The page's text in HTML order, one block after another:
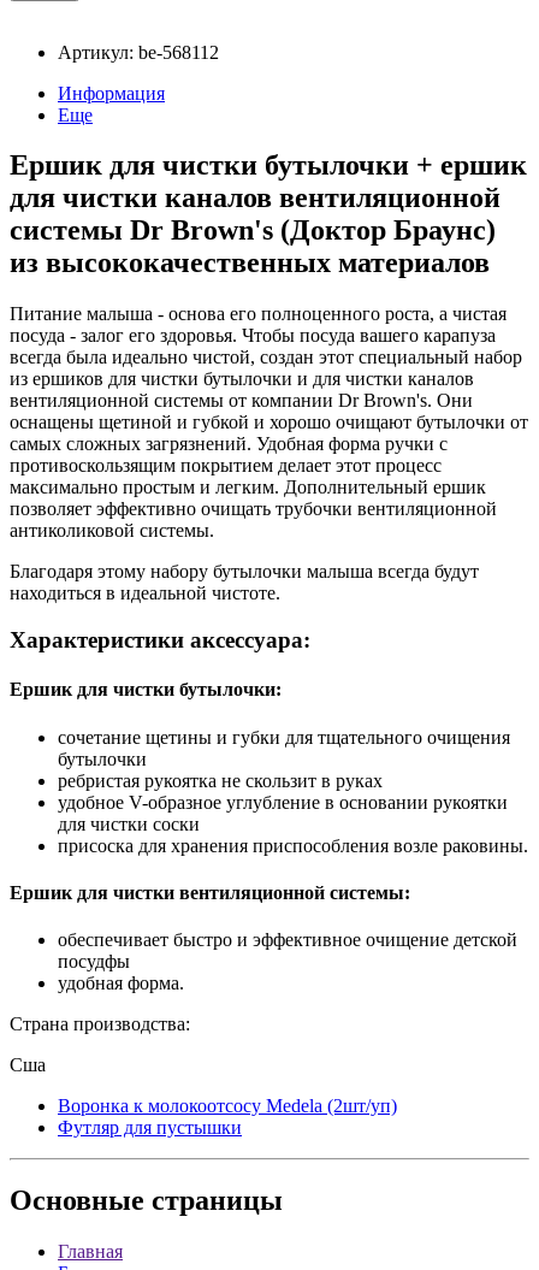
Артикул: be-568112
Информация
Еще
Ершик для чистки бутылочки + ершик
для чистки каналов вентиляционной
системы Dr Brown's (Доктор Браунс)
из высококачественных материалов
Питание малыша - основа его полноценного роста, а чистая
посуда - залог его здоровья. Чтобы посуда вашего карапуза
всегда была идеально чистой, создан этот специальный набор
из ершиков для чистки бутылочки и для чистки каналов
вентиляционной системы от компании Dr Brown's. Они
оснащены щетиной и губкой и хорошо очищают бутылочки от
самых сложных загрязнений. Удобная форма ручки с
противоскользящим покрытием делает этот процесс
максимально простым и легким. Дополнительный ершик
позволяет эффективно очищать трубочки вентиляционной
антиколиковой системы.
Благодаря этому набору бутылочки малыша всегда будут
находиться в идеальной чистоте.
Характеристики аксессуара:
Ершик для чистки бутылочки:
сочетание щетины и губки для тщательного очищения
бутылочки
ребристая рукоятка не скользит в руках
удобное V-образное углубление в основании рукоятки
для чистки соски
присоска для хранения приспособления возле раковины.
Ершик для чистки вентиляционной системы:
обеспечивает быстро и эффективное очищение детской
посудфы
удобная форма.
Страна производства:
Сша
Воронка к молокоотсосу Medela (2шт/уп)
Футляр для пустышки
Основные страницы
Главная